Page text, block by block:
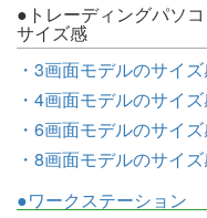
●トレーディングパソ
サイズ感
・3画面モデルのサイ
・4画面モデルのサイ
・6画面モデルのサイ
・8画面モデルのサイ
●ワークステーション